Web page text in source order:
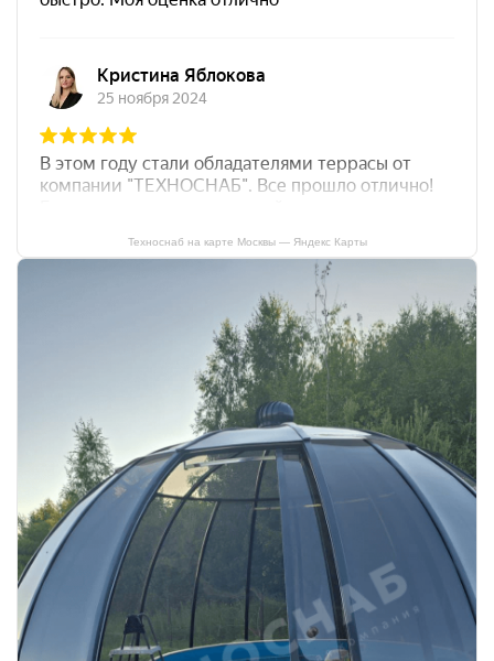
Техноснаб на карте Москвы — Яндекс Карты